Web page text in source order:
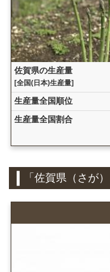
佐賀県の生産量
[全国(日本)生産量]
生産量全国順位
生産量全国割合
「佐賀県（さが